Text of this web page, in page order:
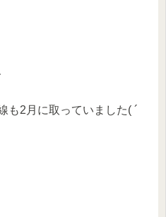
も2月に取っていました( ´